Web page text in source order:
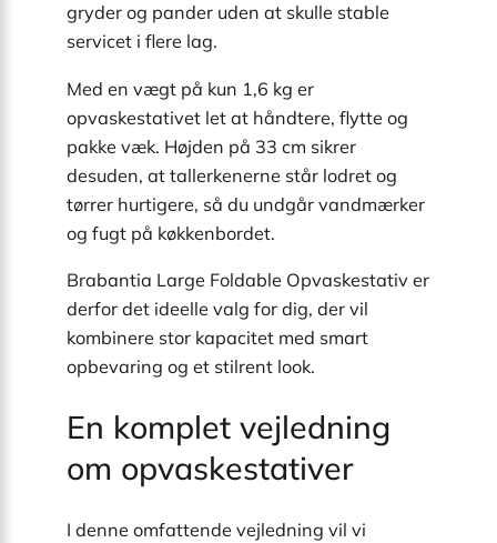
gryder og pander uden at skulle stable
servicet i flere lag.
Med en vægt på kun 1,6 kg er
opvaskestativet let at håndtere, flytte og
pakke væk. Højden på 33 cm sikrer
desuden, at tallerkenerne står lodret og
tørrer hurtigere, så du undgår vandmærker
og fugt på køkkenbordet.
Brabantia Large Foldable Opvaskestativ er
derfor det ideelle valg for dig, der vil
kombinere stor kapacitet med smart
opbevaring og et stilrent look.
En komplet vejledning
om opvaskestativer
I denne omfattende vejledning vil vi